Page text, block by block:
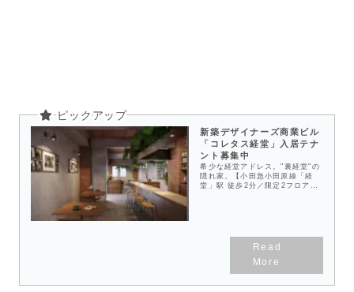
新築デザイナーズ商業ビル
「コレタス経堂」入居テナ
ント募集中
希少な経堂アドレス。"裏経堂"の
隠れ家。【小田急小田原線「経
堂」駅 徒歩2分／限定2フロア